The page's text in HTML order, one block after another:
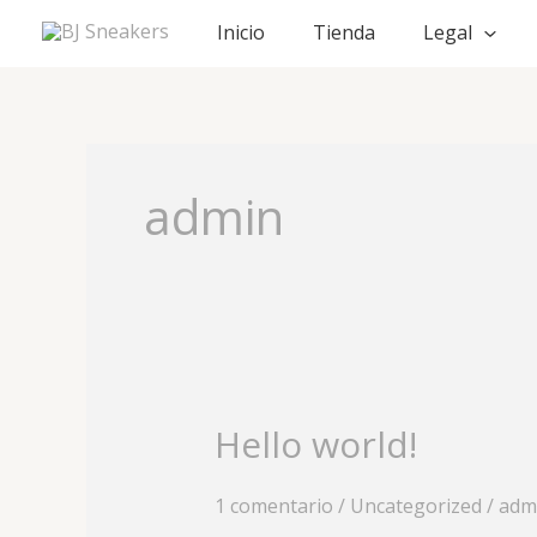
Inicio Tienda Legal
admin
Hello world!
1 comentario / Uncategorized /
Hello
world!